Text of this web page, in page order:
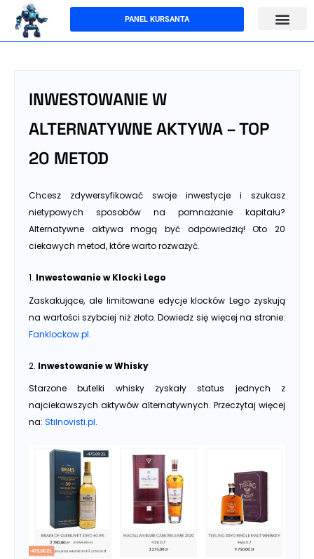
Przejdź
treści
PANEL KURSANTA
INWESTOWANIE W
ALTERNATYWNE AKTYWA – TOP
20 METOD
Chcesz zdywersyfikować swoje inwestycje i szukasz
nietypowych sposobów na pomnażanie kapitału?
Alternatywne aktywa mogą być odpowiedzią! Oto 20
ciekawych metod, które warto rozważyć.
1. Inwestowanie w Klocki Lego
Zaskakujące, ale limitowane edycje klocków Lego zyskują
na wartości szybciej niż złoto. Dowiedz się więcej na stronie:
Fanklockow.pl.
2. Inwestowanie w Whisky
Starzone butelki whisky zyskały status jednych z
najciekawszych aktywów alternatywnych. Przeczytaj więcej
na: Stilnovisti.pl.